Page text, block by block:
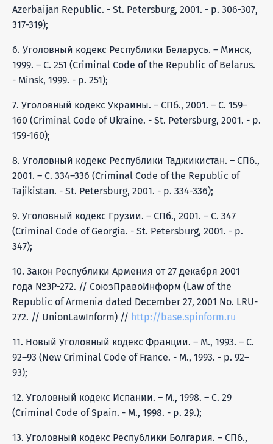
Azerbaijan Republic. - St. Petersburg, 2001. - p. 306-307,
317-319);
6. Уголовный кодекс Республики Беларусь. – Минск,
1999. – С. 251 (Criminal Code of the Republic of Belarus.
- Minsk, 1999. - p. 251);
7. Уголовный кодекс Украины. – СПб., 2001. – С. 159–
160 (Criminal Code of Ukraine. - St. Petersburg, 2001. - p.
159-160);
8. Уголовный кодекс Республики Таджикистан. – СПб.,
2001. – С. 334–336 (Criminal Code of the Republic of
Tajikistan. - St. Petersburg, 2001. - p. 334-336);
9. Уголовный кодекс Грузии. – СПб., 2001. – С. 347
(Criminal Code of Georgia. - St. Petersburg, 2001. - p.
347);
10. Закон Республики Армения от 27 декабря 2001
года №ЗР-272. // СоюзПравоИнформ (Law of the
Republic of Armenia dated December 27, 2001 No. LRU-
272. // UnionLawInform) // http://base.spinform.ru
11. Новый Уголовный кодекс Франции. – М., 1993. – С.
92–93 (New Criminal Code of France. - M., 1993. - p. 92–
93);
12. Уголовный кодекс Испании. – М., 1998. – С. 29
(Criminal Code of Spain. - M., 1998. - p. 29.);
13. Уголовный кодекс Республики Болгария. – СПб.,